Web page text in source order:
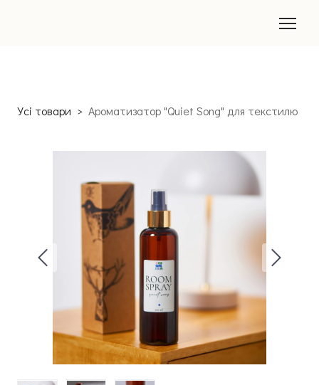
Усі товари Ароматизатор "Quiet Song" для текстилю